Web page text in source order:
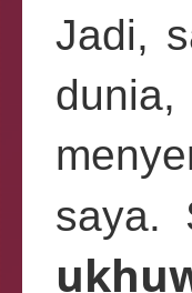
Jadi,
saya.